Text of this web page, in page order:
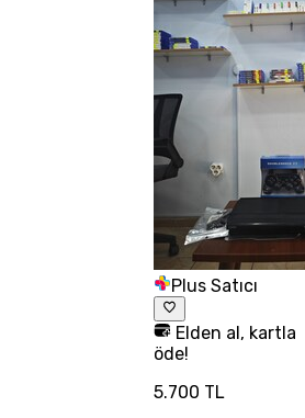
Plus Satıcı
Elden al, kartla
öde!
5.700 TL